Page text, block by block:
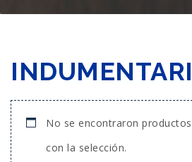
No se encontraron
con la selección.